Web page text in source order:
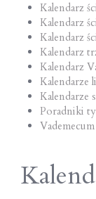
Kalendarz
Kalendarz
Kalendarz
Kalendarz
Kalendarz
Kalendarze
Kalendarze
Poradniki